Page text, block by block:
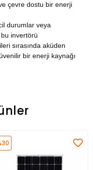
çevre dostu bir enerji
durumlar veya
bu invertörü
sırasında aküden
bir enerji kaynağı